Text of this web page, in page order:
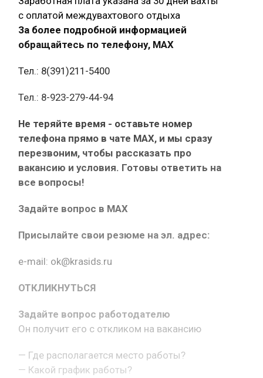
с оплатой междувахтового отдыха
За более подробной информацией
обращайтесь по телефону, МАХ
Тел.: 8(391)211-5400
Тел.: 8-923-279-44-94
Не теряйте время - оставьте номер
телефона прямо в чате MAX, и мы сразу
перезвоним, чтобы рассказать про
вакансию и условия. Готовы ответить на
все вопросы!
Задайте вопрос в MAX
Присылайте свои резюме на эл. адрес:
e-mail: ok@krasids.ru
ОТКЛИКНУТЬСЯ
Задайте вопрос работодателю
Он получит его с откликом на вакансию
— Где располагается место работы?
— Какой график работы?